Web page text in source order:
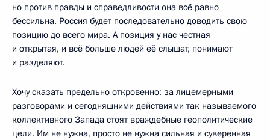
но против правды и справедливости она всё равно
бессильна. Россия будет последовательно доводить свою
позицию до всего мира. А позиция у нас честная
и открытая, и всё больше людей её слышат, понимают
и разделяют.
Хочу сказать предельно откровенно: за лицемерными
разговорами и сегодняшними действиями так называемого
коллективного Запада стоят враждебные геополитические
цели. Им не нужна, просто не нужна сильная и суверенная